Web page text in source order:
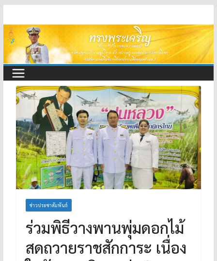
to
content
ข่าวประชาสัมพันธ์
ร่วมพิธีวางพานพุ่มดอกไม้
สดถวายราชสักการะ เนื่อง